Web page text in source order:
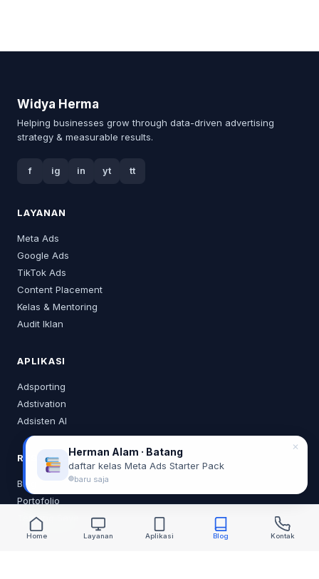
Widya Herma
Helping businesses grow through data-driven advertising
strategy & measurable results.
f ig in yt tt
LAYANAN
Meta Ads
Google Ads
TikTok Ads
Content Placement
Kelas & Mentoring
Audit Iklan
APLIKASI
Adsporting
Adstivation
Adsisten AI
RESOURCES
Blog
Portofolio
Tentang Saya
Home Layanan Aplikasi Blog Kontak
Herman Alam · Batang
daftar kelas Meta Ads Starter Pack
baru saja
✕